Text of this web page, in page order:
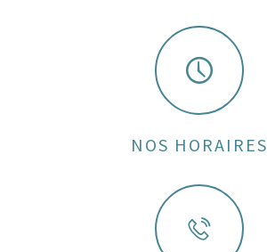
NOS HORAIRES